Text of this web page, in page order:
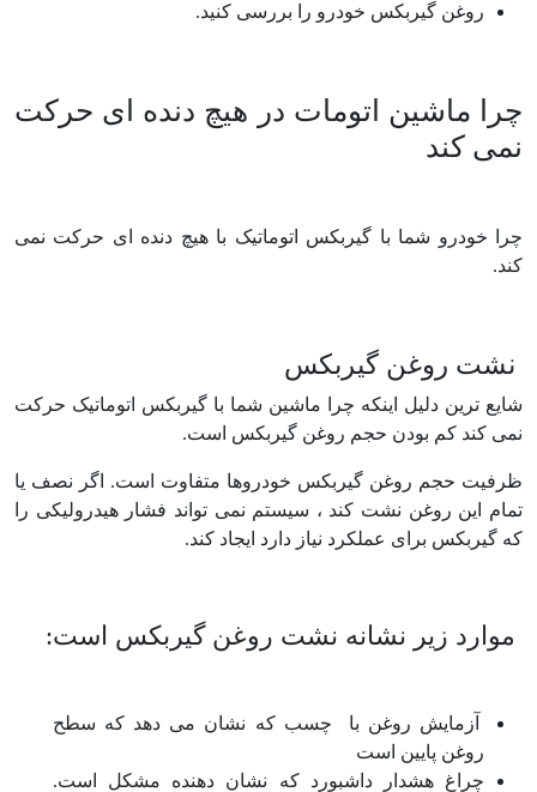
روغن گیربکس خودرو را بررسی کنید.
چرا ماشین اتومات در هیچ دنده ای حرکت
نمی کند
چرا خودرو شما با گیربکس اتوماتیک با هیچ دنده ای حرکت نمی
کند.
نشت روغن گیربکس
شایع ترین دلیل اینکه چرا ماشین شما با گیربکس اتوماتیک حرکت
نمی کند کم بودن حجم روغن گیربکس است.
ظرفیت حجم روغن گیربکس خودروها متفاوت است. اگر نصف یا
تمام این روغن نشت کند ، سیستم نمی تواند فشار هیدرولیکی را
که گیربکس برای عملکرد نیاز دارد ایجاد کند.
موارد زیر نشانه نشت روغن گیربکس است:
آزمایش روغن با چسب که نشان می دهد که سطح
روغن پایین است
چراغ هشدار داشبورد که نشان دهنده مشکل است.